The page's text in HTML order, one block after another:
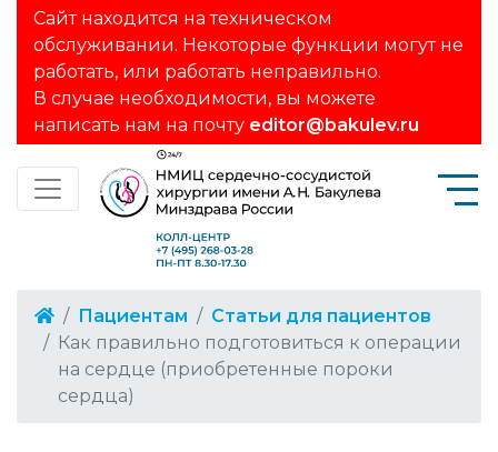
Сайт находится на техническом
обслуживании. Некоторые функции могут не
работать, или работать неправильно.
В случае необходимости, вы можете
написать нам на почту editor@bakulev.ru
Пациентам
Статьи для пациентов
Как правильно подготовиться к операции
на сердце (приобретенные пороки
сердца)